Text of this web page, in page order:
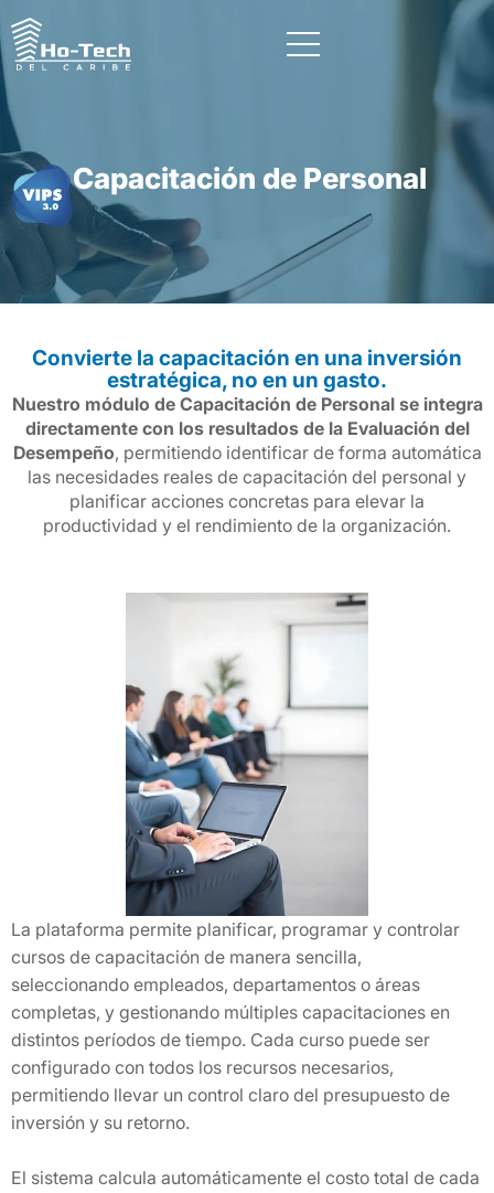
Capacitación de Personal
Convierte la capacitación en una inversión
estratégica, no en un gasto.
Nuestro módulo de Capacitación de Personal se integra
directamente con los resultados de la Evaluación del
Desempeño, permitiendo identificar de forma automática
las necesidades reales de capacitación del personal y
planificar acciones concretas para elevar la
productividad y el rendimiento de la organización.
La plataforma permite planificar, programar y controlar
cursos de capacitación de manera sencilla,
seleccionando empleados, departamentos o áreas
completas, y gestionando múltiples capacitaciones en
distintos períodos de tiempo. Cada curso puede ser
configurado con todos los recursos necesarios,
permitiendo llevar un control claro del presupuesto de
inversión y su retorno.
El sistema calcula automáticamente el costo total de cada